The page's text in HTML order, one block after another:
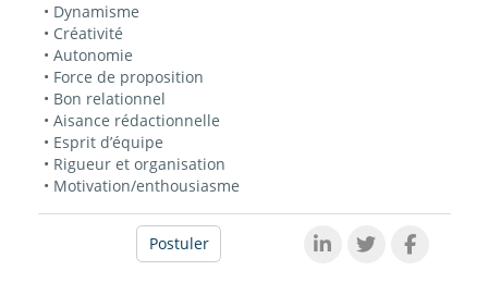
• Dynamisme
• Créativité
• Autonomie
• Force de proposition
• Bon relationnel
• Aisance rédactionnelle
• Esprit d’équipe
• Rigueur et organisation
• Motivation/enthousiasme
Postuler